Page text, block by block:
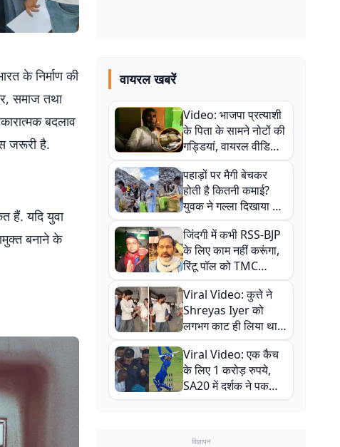
के निर्माण की
समाज तथा
बदलाव
जरूरी है.
हैं. यदि युवा
बनाने के
वायरल खबरें
Video: भाजपा प्रत्याशी
के पिता के सामने नोटों की
गड्डियां, वायरल वीडियो
से राजनीति में उबाल,
अजित महतो बोले- TMC
की गंदी चाल
पहाड़ों पर मैगी बेचकर
होती है कितनी कमाई?
युवक ने गल्ला दिखाया तो
नौकरी वालों के खड़े हो गए
कान
जिंदगी में कभी RSS-BJP
के लिए काम नहीं करूंगा,
रिंटू पॉल को TMC
ऑफिस में ले जाकर पीटा,
Video वायरल
Viral Video: कुत्ते ने
Shreyas Iyer को
लगभग काट ही लिया था,
न्यूजीलैंड सीरीज से पहले
बाल-बाल बचे
Viral Video: एक कैच
के लिए 1 करोड़ रुपये,
SA20 में दर्शक ने पकड़ा
एक हाथ से गजब का कैच
विज्ञापन